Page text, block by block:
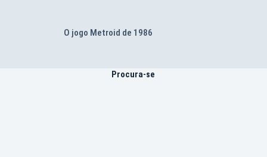
O jogo Metroid de 1986
Procura-se